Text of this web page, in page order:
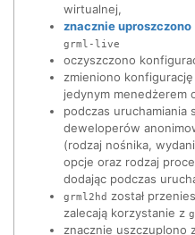
wirtualnej,
znacznie uproszczono
grml-live
oczyszczono
zmieniono
jedynym menedżerem
podczas uruchamiania
deweloperów
(rodzaj nośnika,
opcje oraz rodzaj
dodając podczas
grml2hd został
zalecają korzystanie z
znacznie uszczuplono